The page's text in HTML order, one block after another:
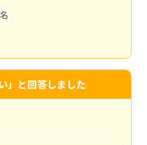
」と回答しました